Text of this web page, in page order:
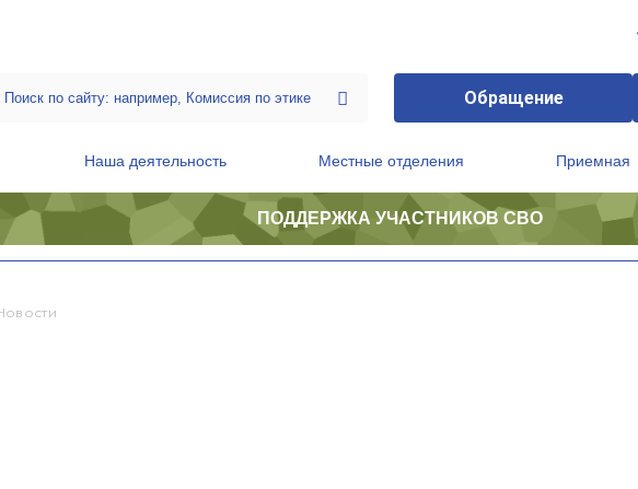
Обращение
Наша деятельность Местные отделения Приемная
ПОДДЕРЖКА УЧАСТНИКОВ СВО